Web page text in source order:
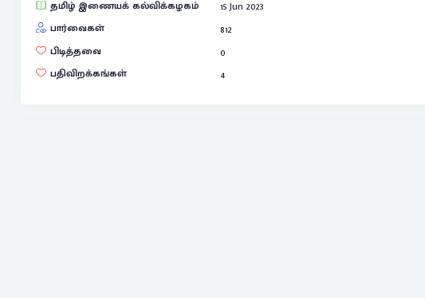
தமிழ் இணையக் கல்விக்கழகம்
15 Jun 2023
பார்வைகள்
812
பிடித்தவை
0
பதிவிறக்கங்கள்
4